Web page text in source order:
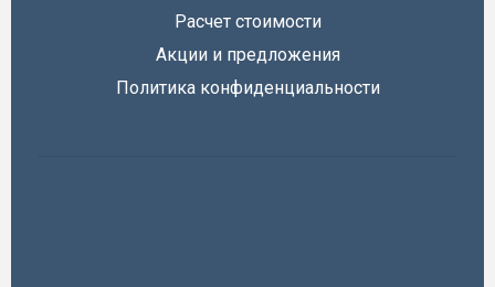
Расчет стоимости
Акции и предложения
Политика конфиденциальности